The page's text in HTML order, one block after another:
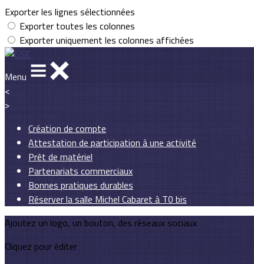
Exporter les lignes sélectionnées
Exporter toutes les colonnes
Exporter uniquement les colonnes affichées
Menu
<
>
Création de compte
Attestation de participation à une activité
Prêt de matériel
Partenariats commerciaux
Bonnes pratiques durables
Réserver la salle Michel Cabaret à T0 bis
Ajoutez un logo, un bouton, des réseaux sociaux
Cliquez pour éditer